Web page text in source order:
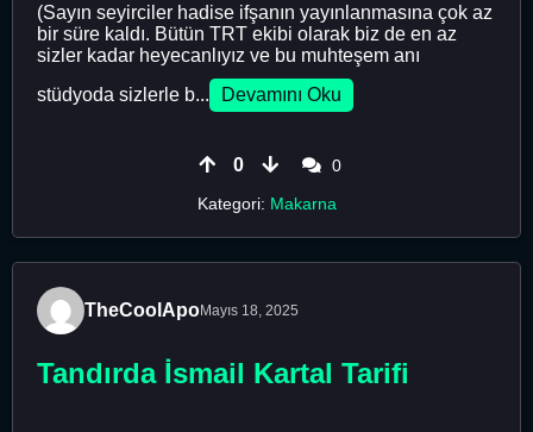
(Sayın seyirciler hadise ifşanın yayınlanmasına çok az
bir süre kaldı. Bütün TRT ekibi olarak biz de en az
sizler kadar heyecanlıyız ve bu muhteşem anı
stüdyoda sizlerle b...
Devamını Oku
0
0
Kategori: Makarna
TheCoolApoMayıs 18, 2025
Tandırda İsmail Kartal Tarifi